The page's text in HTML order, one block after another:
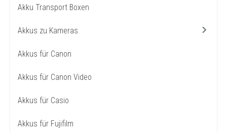
Akku Transport Boxen
Akkus zu Kameras
Akkus für Canon
Akkus für Canon Video
Akkus für Casio
Akkus für Fujifilm